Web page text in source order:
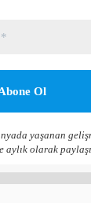
yaşanan
aylık olarak
Süreci’nin
şiddet